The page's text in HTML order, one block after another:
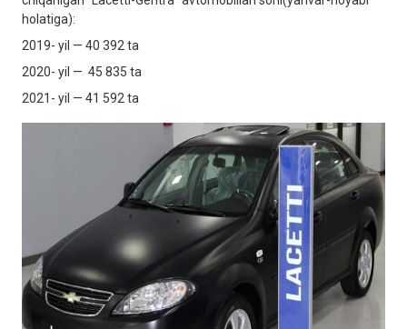
holatiga):
2019- yil — 40 392 ta
2020- yil — 45 835 ta
2021- yil — 41 592 ta